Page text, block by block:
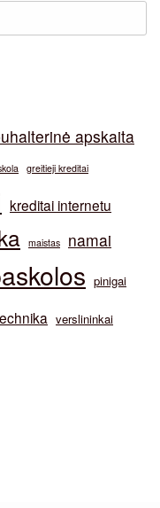
apskaita
greitieji kreditai
kreditai internetu
maistas
namai
pinigai
verslininkai